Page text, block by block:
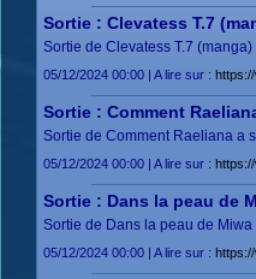
Sortie : Clevatess T.7
Sortie de Clevatess T.7 (manga)
05/12/2024 00:00 | A lire sur :
Sortie : Comment
Sortie de Comment Raeliana a
05/12/2024 00:00 | A lire sur :
Sortie : Dans la peau de
Sortie de Dans la peau de Miwa
05/12/2024 00:00 | A lire sur :